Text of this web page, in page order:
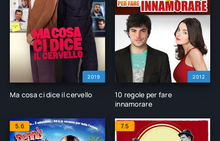
2019
Ma cosa ci dice il cervello
2012
10 regole per fare
innamorare
5.6 7.5